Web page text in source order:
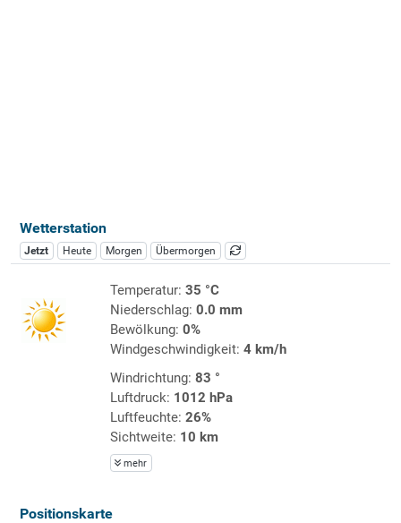
Wetterstation
Jetzt Heute Morgen Übermorgen
Temperatur: 35 °C
Niederschlag: 0.0 mm
Bewölkung: 0%
Windgeschwindigkeit: 4 km/h
Windrichtung: 83 °
Luftdruck: 1012 hPa
Luftfeuchte: 26%
Sichtweite: 10 km
mehr
Positionskarte